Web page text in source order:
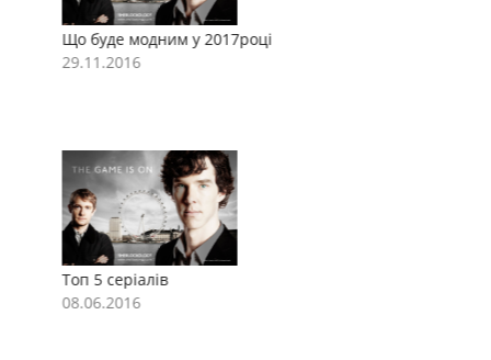
Що буде модним у 2017році
29.11.2016
Топ 5 серіалів
08.06.2016